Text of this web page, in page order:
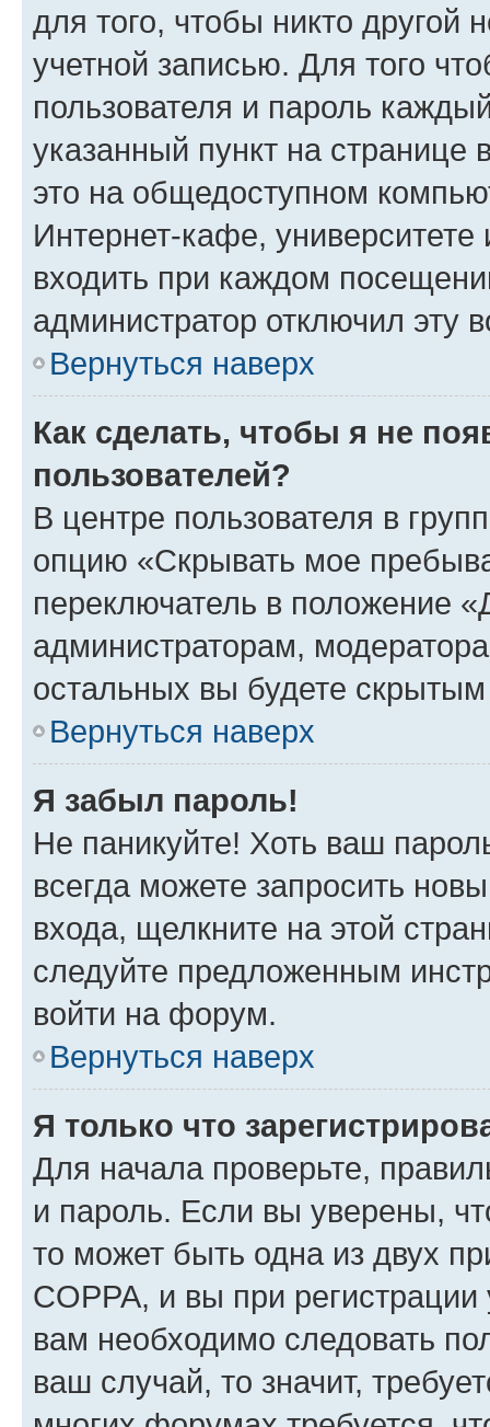
для того, чтобы никто другой
учетной записью. Для того
пользователя и пароль
указанный пункт на
это на общедоступном
Интернет-кафе, университете
входить при каждом
администратор отключил эту
Вернуться наверх
Как сделать, чтобы я не
пользователей?
В центре пользователя в
опцию «Скрывать мое
переключатель в положение
администраторам,
остальных вы будете
Вернуться наверх
Я забыл пароль!
Не паникуйте! Хоть ваш
всегда можете запросить
входа, щелкните на этой
следуйте предложенным
войти на форум.
Вернуться наверх
Я только что
Для начала проверьте,
и пароль. Если вы уверены,
то может быть одна из двух
COPPA, и вы при
вам необходимо следовать
ваш случай, то значит,